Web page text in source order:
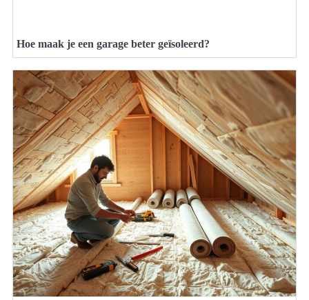
Hoe maak je een garage beter geïsoleerd?